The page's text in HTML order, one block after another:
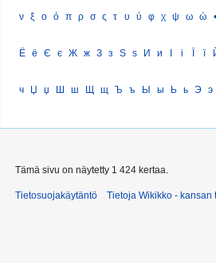
ν ξ ο ό π ρ σ ς τ υ ύ φ χ ψ ω ώ •
Ё ё Є є Ж ж З з Ѕ ѕ И и І і Ї ї
ч Џ џ Ш ш Щ щ Ъ ъ Ы ы Ь ь Э э
Tämä sivu on näytetty 1 424 kertaa.
Tietosuojakäytäntö Tietoja Wikikko - kansan